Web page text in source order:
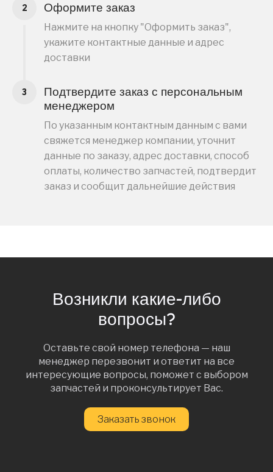
Оформите заказ
Нажмите на кнопку "Оформить заказ",
укажите контактные данные и адрес
доставки
Подтвердите заказ с персональным
менеджером
По указанным контактным данным с вами
свяжется менеджер компании, уточнит
данные по заказу, адрес доставки, способ
оплаты, количество запчастей, подтвердит
заказ и сообщит дальнейшие действия
Возникли какие-либо
вопросы?
Оставьте свой номер телефона — наш
менеджер перезвонит и ответит на все
интересующие вопросы, поможет с выбором
запчастей и проконсультирует Вас.
Заказать звонок